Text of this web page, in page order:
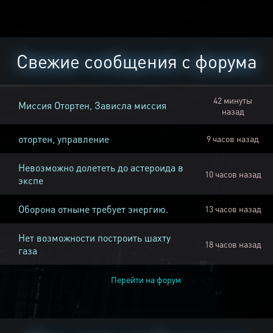
Свежие сообщения с форума
Миссия Отортен, Зависла миссия
42 минуты
назад
отортен, управление 9 часов назад
Невозможно долететь до астероида в
экспе
10 часов назад
Оборона отныне требует энергию. 13 часов назад
Нет возможности построить шахту
газа
18 часов назад
Перейти на форум